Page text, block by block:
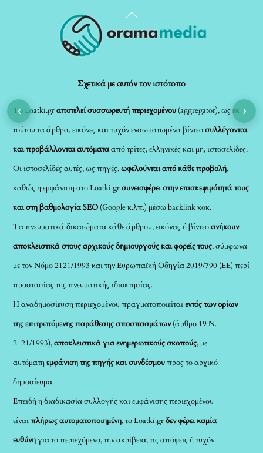
Back
To
Σχετικά με αυτόν τον ιστότοπο
Το Loatki.grαποτελεί συσσωρευτή περιεχομένου (aggregator), ως εκ
τούτου τα άρθρα, εικόνες και τυχόν ενσωματωμένα βίντεοσυλλέγονται
και προβάλλονται αυτόματααπό τρίτες, ελληνικές και μη, ιστοσελίδες.
Οι ιστοσελίδες αυτές, ως πηγές,ωφελούνται από κάθε προβολή,
καθώς η εμφάνιση στο Loatki.grσυνεισφέρει στην επισκεψιμότητά τους
και στη βαθμολογία SEO (Google κ.λπ.) μέσω backlink κοκ.
Τα πνευματικά δικαιώματα κάθε άρθρου, εικόνας ή βίντεοανήκουν
αποκλειστικά στους αρχικούς δημιουργούς και φορείς τους, σύμφωνα
με τον Νόμο 2121/1993 και την Ευρωπαϊκή Οδηγία 2019/790 (ΕΕ) περί
προστασίας της πνευματικής ιδιοκτησίας.
Η αναδημοσίευση περιεχομένου πραγματοποιείταιεντός των ορίων
της επιτρεπόμενης παράθεσης αποσπασμάτων(άρθρο 19 Ν.
2121/1993),αποκλειστικά για ενημερωτικούς σκοπούς, με
αυτόματηεμφάνιση της πηγής και συνδέσμουπρος το αρχικό
δημοσίευμα.
Επειδή η διαδικασία συλλογής και εμφάνισης περιεχομένου
είναιπλήρως αυτοματοποιημένη, το Loatki.grδεν φέρει καμία
ευθύνηγια το περιεχόμενο, την ακρίβεια, τις απόψεις ή τυχόν
‹ ›